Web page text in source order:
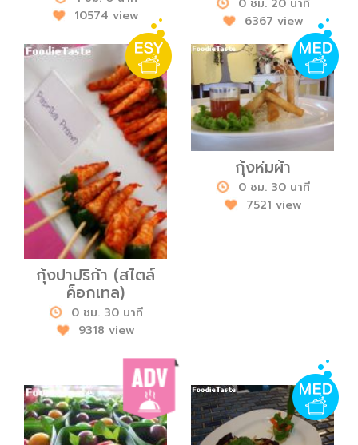
10574 view
0 ชม. 20 นาที
6367 view
กุ้งปาปริก้า (สไตล์
ค็อกเทล)
0 ชม. 30 นาที
9318 view
กุ้งห่มผ้า
0 ชม. 30 นาที
7521 view